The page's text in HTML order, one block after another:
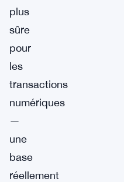
plus
sûre
pour
les
transactions
numériques
—
une
base
réellement